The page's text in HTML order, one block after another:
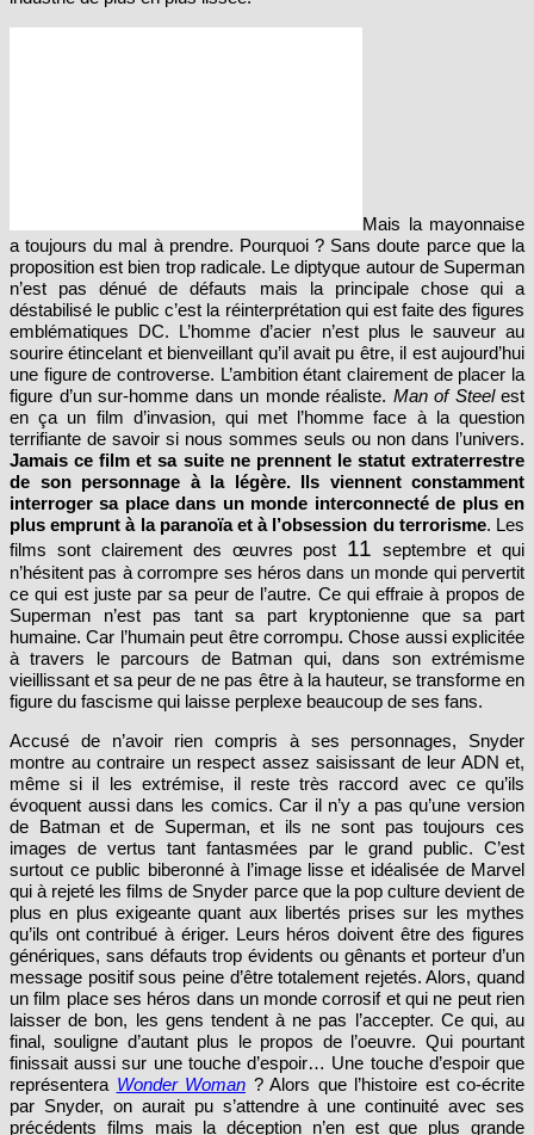
a toujours du mal à prendre. Pourquoi ? Sans doute parce que la
proposition est bien trop radicale. Le diptyque autour de Superman
n’est pas dénué de défauts mais la principale chose qui a
déstabilisé le public c’est la réinterprétation qui est faite des figures
emblématiques DC. L’homme d’acier n’est plus le sauveur au
sourire étincelant et bienveillant qu’il avait pu être, il est aujourd’hui
une figure de controverse. L’ambition étant clairement de placer la
figure d’un sur-homme dans un monde réaliste.Man of Steelest
en ça un film d’invasion, qui met l’homme face à la question
terrifiante de savoir si nous sommes seuls ou non dans l’univers.
Jamais ce film et sa suite ne prennent le statut extraterrestre
de son personnage à la légère. Ils viennent constamment
interroger sa place dans un monde interconnecté de plus en
plus emprunt à la paranoïa et à l’obsession du terrorisme. Les
films sont clairement des œuvres post11 septembre et qui
n’hésitent pas à corrompre ses héros dans un monde qui pervertit
ce qui est juste par sa peur de l’autre. Ce qui effraie à propos de
Superman n’est pas tant sa part kryptonienne que sa part
humaine. Car l’humain peut être corrompu. Chose aussi explicitée
à travers le parcours de Batman qui, dans son extrémisme
vieillissant et sa peur de ne pas être à la hauteur, se transforme en
figure du fascisme qui laisse perplexe beaucoup de ses fans.
Accusé de n’avoir rien compris à ses personnages, Snyder
montre au contraire un respect assez saisissant de leur ADN et,
même si il les extrémise, il reste très raccord avec ce qu’ils
évoquent aussi dans les comics. Car il n’y a pas qu’une version
de Batman et de Superman, et ils ne sont pas toujours ces
images de vertus tant fantasmées par le grand public. C’est
surtout ce public biberonné à l’image lisse et idéalisée de Marvel
qui à rejeté les films de Snyder parce que la pop culture devient de
plus en plus exigeante quant aux libertés prises sur les mythes
qu’ils ont contribué à ériger. Leurs héros doivent être des figures
génériques, sans défauts trop évidents ou gênants et porteur d’un
message positif sous peine d’être totalement rejetés. Alors, quand
un film place ses héros dans un monde corrosif et qui ne peut rien
laisser de bon, les gens tendent à ne pas l’accepter. Ce qui, au
final, souligne d’autant plus le propos de l’oeuvre. Qui pourtant
finissait aussi sur une touche d’espoir… Une touche d’espoir que
représentera Wonder Woman ? Alors que l’histoire est co-écrite
par Snyder, on aurait pu s’attendre à une continuité avec ses
précédents films mais la déception n’en est que plus grande
lorsqu’on s’aperçoit que ce n’est pas le cas.